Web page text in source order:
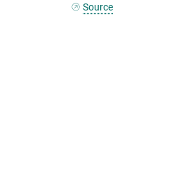
Source